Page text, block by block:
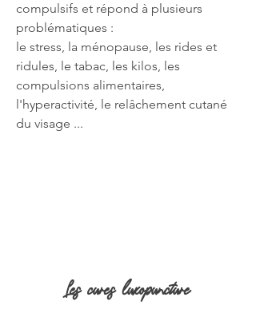
compulsifs et répond à plusieurs
problématiques :
le stress, la ménopause, les rides et
ridules, le tabac, les kilos, les
compulsions alimentaires,
l'hyperactivité, le relâchement cutané
du visage ...
Les cures luxopuncture